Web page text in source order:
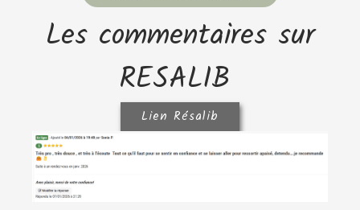
Les commentaires sur
RESALIB
Lien Résalib